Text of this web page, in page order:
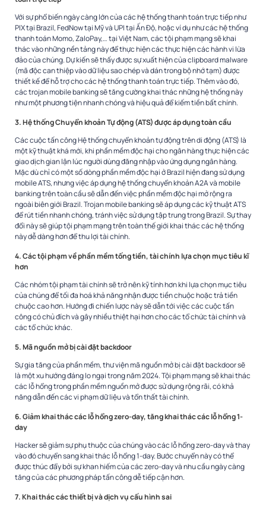
Với sự phổ biến ngày càng lớn của các hệ thống thanh toán trực tiếp như
PIX tại Brazil, FedNow tại Mỹ và UPI tại Ấn Độ, hoặc ví dụ như các hệ thống
thanh toán Momo, ZaloPay,… tại Việt Nam, các tội phạm mạng sẽ khai
thác vào những nền tảng này để thực hiện các thực hiện các hành vi lừa
đảo của chúng. Dự kiến sẽ thấy được sự xuất hiện của clipboard malware
(mã độc can thiệp vào dữ liệu sao chép và dán trong bộ nhớ tạm) được
thiết kế để hỗ trợ cho các hệ thống thanh toán trực tiếp. Thêm vào đó,
các trojan mobile banking sẽ tăng cường khai thác những hệ thống này
như một phương tiện nhanh chóng và hiệu quả để kiếm tiền bất chính.
3. Hệ thống Chuyển khoản Tự động (ATS) được áp dụng toàn cầu
Các cuộc tấn công Hệ thống chuyển khoản tự động trên di động (ATS) là
một kỹ thuật khá mới, khi phần mềm độc hại cho ngân hàng thực hiện các
giao dịch gian lận lúc người dùng đăng nhập vào ứng dụng ngân hàng.
Mặc dù chỉ có một số dòng phần mềm độc hại ở Brazil hiện đang sử dụng
mobile ATS, nhưng việc áp dụng hệ thống chuyển khoản A2A và mobile
banking trên toàn cầu sẽ dẫn đến việc phần mềm độc hại mở rộng ra
ngoài biên giới Brazil. Trojan mobile banking sẽ áp dụng các kỹ thuật ATS
để rút tiền nhanh chóng, tránh việc sử dụng tập trung trong Brazil. Sự thay
đổi này sẽ giúp tội phạm mạng trên toàn thế giới khai thác các hệ thống
này dễ dàng hơn để thu lợi tài chính.
4. Các tội phạm về phần mềm tống tiền, tài chính lựa chọn mục tiêu kĩ
hơn
Các nhóm tội phạm tài chính sẽ trở nên kỹ tính hơn khi lựa chọn mục tiêu
của chúng để tối đa hoá khả năng nhận được tiền chuộc hoặc trả tiền
chuộc cao hơn. Hướng đi chiến lược này sẽ dẫn tới việc các cuộc tấn
công có chủ đích và gây nhiều thiệt hại hơn cho các tổ chức tài chính và
các tổ chức khác.
5. Mã nguồn mở bị cài đặt backdoor
Sự gia tăng của phần mềm, thư viện mã nguồn mở bị cài đặt backdoor sẽ
là một xu hướng đáng lo ngại trong năm 2024. Tội phạm mạng sẽ khai thác
các lỗ hổng trong phần mềm nguồn mở được sử dụng rộng rãi, có khả
năng dẫn đến các vi phạm dữ liệu và tổn thất tài chính.
6. Giảm khai thác các lỗ hổng zero-day, tăng khai thác các lỗ hổng 1-
day
Hacker sẽ giảm sự phụ thuộc của chúng vào các lỗ hổng zero-day và thay
vào đó chuyển sang khai thác lỗ hổng 1-day. Bước chuyển này có thể
được thúc đẩy bởi sự khan hiếm của các zero-day và nhu cầu ngày càng
tăng của các phương pháp tấn công dễ tiếp cận hơn.
7. Khai thác các thiết bị và dịch vụ cấu hình sai